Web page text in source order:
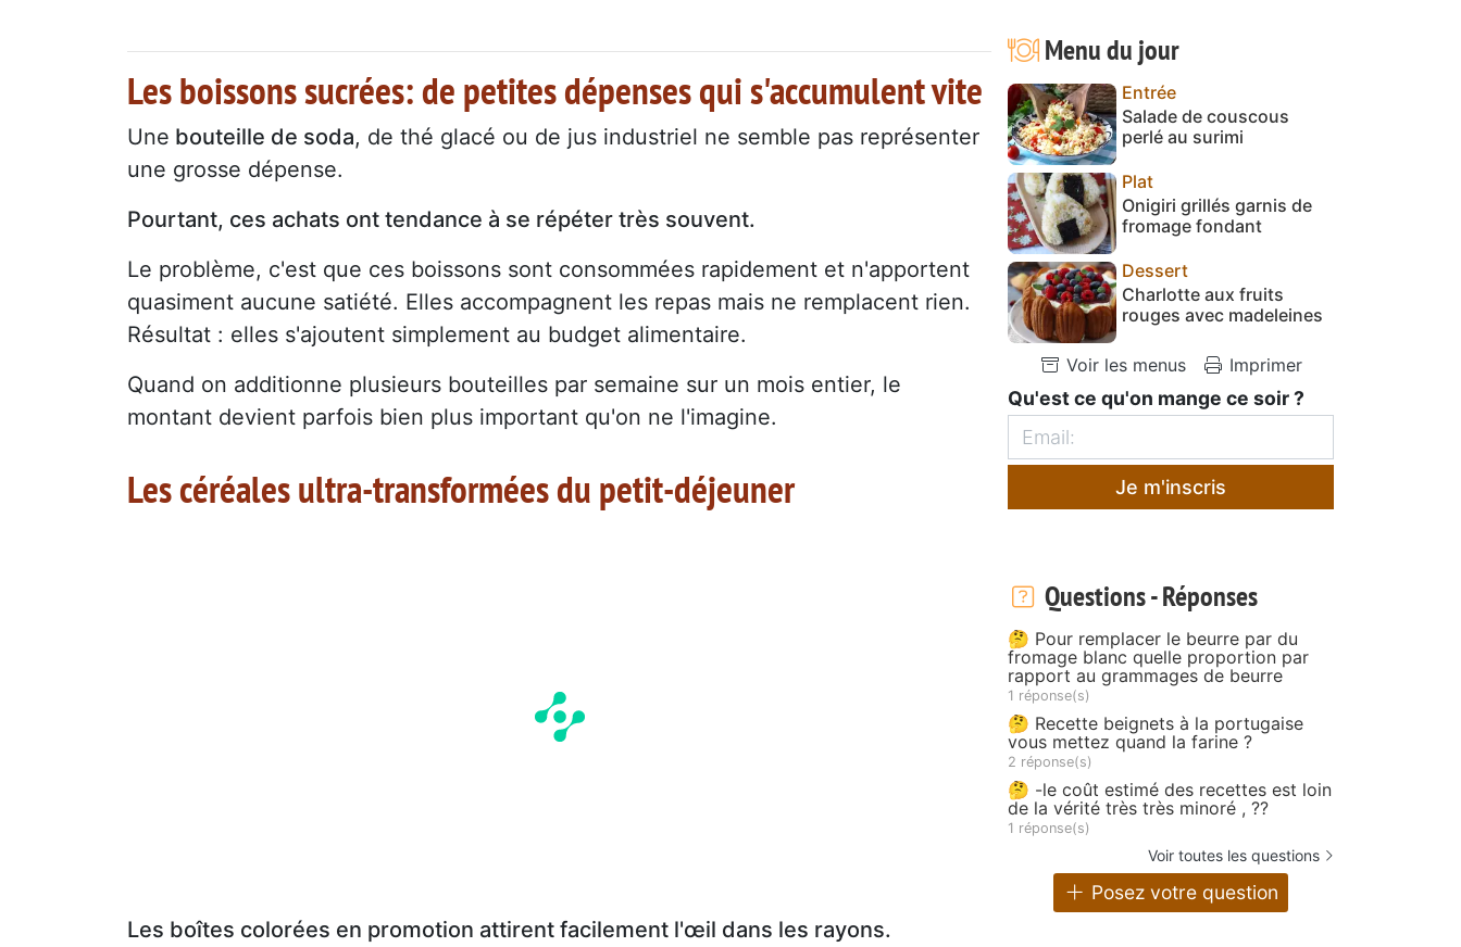
Les boissons sucrées: de petites dépenses qui s'accumulent vite
Une bouteille de soda, de thé glacé ou de jus industriel ne semble pas représenter
une grosse dépense.
Pourtant, ces achats ont tendance à se répéter très souvent.
Le problème, c'est que ces boissons sont consommées rapidement et n'apportent
quasiment aucune satiété. Elles accompagnent les repas mais ne remplacent rien.
Résultat : elles s'ajoutent simplement au budget alimentaire.
Quand on additionne plusieurs bouteilles par semaine sur un mois entier, le
montant devient parfois bien plus important qu'on ne l'imagine.
Les céréales ultra-transformées du petit-déjeuner
Les boîtes colorées en promotion attirent facilement l'œil dans les rayons.
Menu du jour
Entrée
Salade de couscous
perlé au surimi
Plat
Onigiri grillés garnis de
fromage fondant
Dessert
Charlotte aux fruits
rouges avec madeleines
Voir les menus Imprimer
Qu'est ce qu'on mange ce soir ?
Je m'inscris
Questions - Réponses
🤔 Pour remplacer le beurre par du
fromage blanc quelle proportion par
rapport au grammages de beurre
1 réponse(s)
🤔 Recette beignets à la portugaise
vous mettez quand la farine ?
2 réponse(s)
🤔 -le coût estimé des recettes est loin
de la vérité très très minoré , ??
1 réponse(s)
Voir toutes les questions
Posez votre question